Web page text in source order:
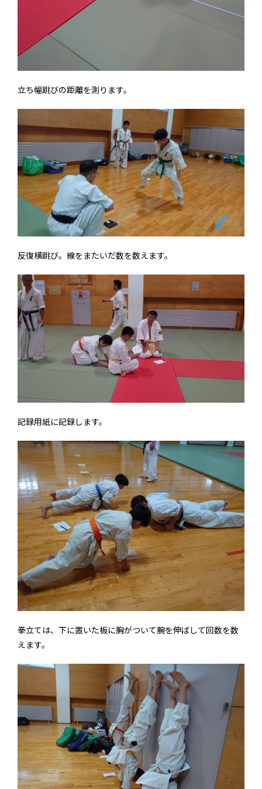
立ち幅跳びの距離を測ります。
反復横跳び。線をまたいだ数を数えます。
記録用紙に記録します。
拳立ては、下に置いた板に胸がついて腕を伸ばして回数を数
えます。